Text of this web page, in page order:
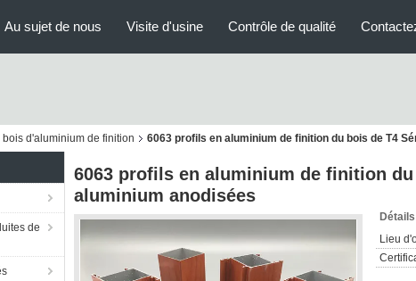
Au sujet de nous Visite d'usine Contrôle de qualité
bois d'aluminium de finition 6063 profils en aluminium de finition du bois de T4
de
6063 profils en aluminium de finition
aluminium anodisées
Lieu